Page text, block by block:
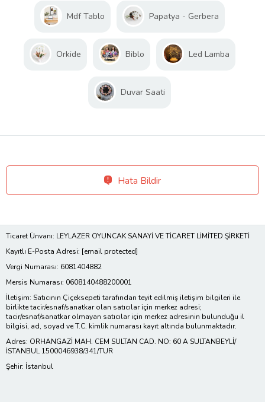
Mdf Tablo Papatya - Gerbera
Orkide Biblo Led Lamba
Duvar Saati
Hata Bildir
Ticaret Ünvanı: LEYLAZER OYUNCAK SANAYİ VE TİCARET LİMİTED ŞİRKETİ
Kayıtlı E-Posta Adresi: [email protected]
Vergi Numarası: 6081404882
Mersis Numarası: 0608140488200001
İletişim: Satıcının Çiçeksepeti tarafından teyit edilmiş iletişim bilgileri ile
birlikte tacir/esnaf/sanatkar olan satıcılar için merkez adresi;
tacir/esnaf/sanatkar olmayan satıcılar için merkez adresinin bulunduğu il
bilgisi, ad, soyad ve T.C. kimlik numarası kayıt altında bulunmaktadır.
Adres: ORHANGAZİ MAH. CEM SULTAN CAD. NO: 60 A SULTANBEYLİ/
İSTANBUL 1500046938/341/TUR
Şehir: İstanbul